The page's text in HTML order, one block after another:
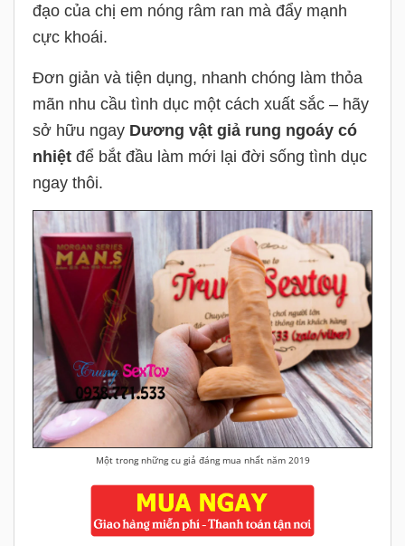
đạo của chị em nóng râm ran mà đẩy mạnh
cực khoái.
Đơn giản và tiện dụng, nhanh chóng làm thỏa
mãn nhu cầu tình dục một cách xuất sắc – hãy
sở hữu ngay Dương vật giả rung ngoáy có
nhiệt để bắt đầu làm mới lại đời sống tình dục
ngay thôi.
Một trong những cu giả đáng mua nhất năm 2019